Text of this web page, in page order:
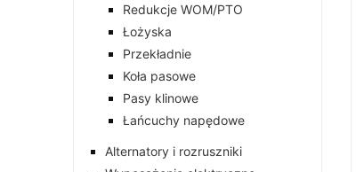
Redukcje WOM/PTO
Łożyska
Przekładnie
Koła pasowe
Pasy klinowe
Łańcuchy napędowe
Alternatory i rozruszniki